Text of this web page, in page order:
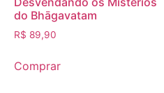
do Bhāgavatam
R$ 89,90
Comprar